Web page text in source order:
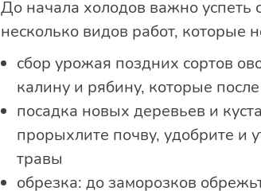
До начала холодов важно успеть
несколько видов работ, которые
сбор урожая поздних сортов
калину и рябину, которые
посадка новых деревьев и
прорыхлите почву, удобрите и
травы
обрезка: до заморозков